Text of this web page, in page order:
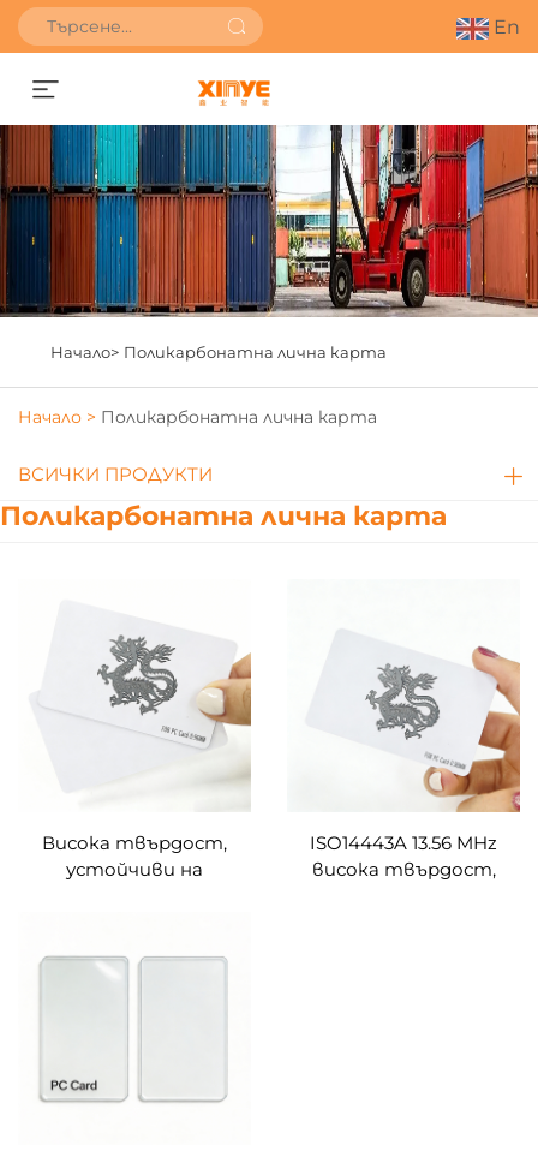
En
Получете оферта
Начало> Поликарбонатна лична карта
Начало > Поликарбонатна лична карта
ВСИЧКИ ПРОДУКТИ
Поликарбонатна лична карта
Висока твърдост,
устойчиви на
карти по поръчка
ISO14443A 13.56 MHz
висока твърдост,